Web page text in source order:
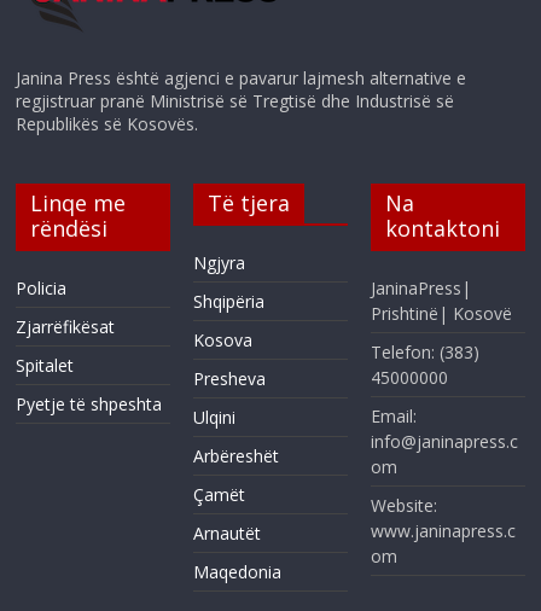
Janina Press është agjenci e pavarur lajmesh alternative e
regjistruar pranë Ministrisë së Tregtisë dhe Industrisë së
Republikës së Kosovës.
Linqe me
rëndësi
Policia
Zjarrëfikësat
Spitalet
Pyetje të shpeshta
Të tjera
Ngjyra
Shqipëria
Kosova
Presheva
Ulqini
Arbëreshët
Çamët
Arnautët
Maqedonia
Na
kontaktoni
JaninaPress|
Prishtinë| Kosovë
Telefon: (383)
45000000
Email:
info@janinapress.c
om
Website:
www.janinapress.c
om